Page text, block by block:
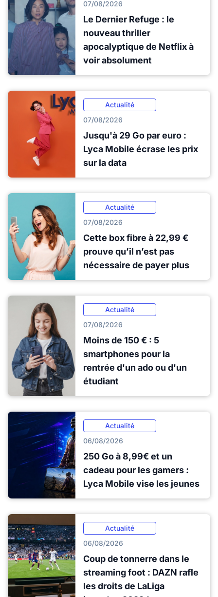
07/08/2026
Le Dernier Refuge : le
nouveau thriller
apocalyptique de Netflix à
voir absolument
Actualité
07/08/2026
Jusqu'à 29 Go par euro :
Lyca Mobile écrase les prix
sur la data
Actualité
07/08/2026
Cette box fibre à 22,99 €
prouve qu’il n’est pas
nécessaire de payer plus
Actualité
07/08/2026
Moins de 150 € : 5
smartphones pour la
rentrée d'un ado ou d'un
étudiant
Actualité
06/08/2026
250 Go à 8,99€ et un
cadeau pour les gamers :
Lyca Mobile vise les jeunes
Actualité
06/08/2026
Coup de tonnerre dans le
streaming foot : DAZN rafle
les droits de LaLiga